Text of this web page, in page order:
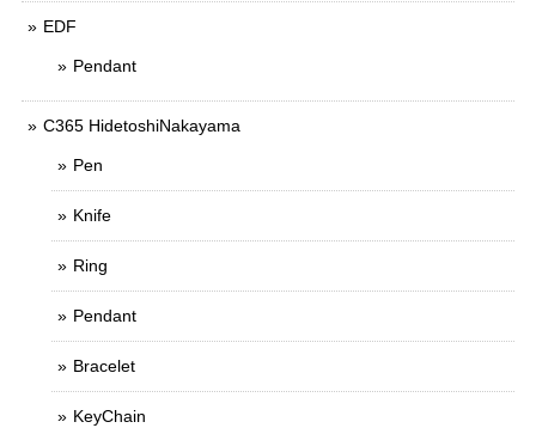
EDF
Pendant
C365 HidetoshiNakayama
Pen
Knife
Ring
Pendant
Bracelet
KeyChain